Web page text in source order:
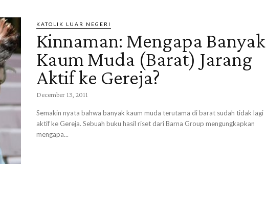
KATOLIK LUAR NEGERI
Kinnaman: Mengapa Banyak
Kaum Muda (Barat) Jarang
Aktif ke Gereja?
December 13, 2011
Semakin nyata bahwa banyak kaum muda terutama di barat sudah tidak lagi
aktif ke Gereja. Sebuah buku hasil riset dari Barna Group mengungkapkan
mengapa...